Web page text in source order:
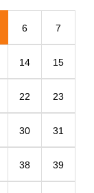
6 7
14 15
22 23
30 31
38 39